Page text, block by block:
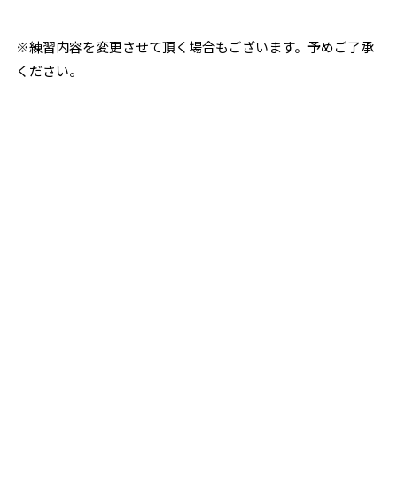
※練習内容を変更させて頂く場合もございます。予めご了承
ください。